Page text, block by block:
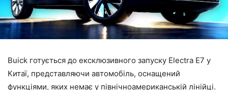
Buick готується до ексклюзивного запуску Electra E7 у
Китаї, представляючи автомобіль, оснащений
функціями, яких немає у північноамериканській лінійці.